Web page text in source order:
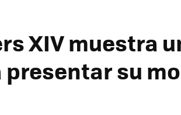
XIV muestra
su